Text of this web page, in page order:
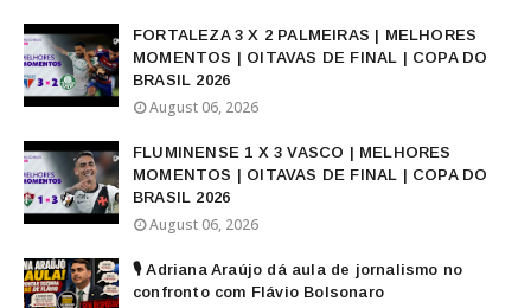
FORTALEZA 3 X 2 PALMEIRAS | MELHORES
MOMENTOS | OITAVAS DE FINAL | COPA DO
BRASIL 2026
August 06, 2026
FLUMINENSE 1 X 3 VASCO | MELHORES
MOMENTOS | OITAVAS DE FINAL | COPA DO
BRASIL 2026
August 06, 2026
🎙️ Adriana Araújo dá aula de jornalismo no
confronto com Flávio Bolsonaro